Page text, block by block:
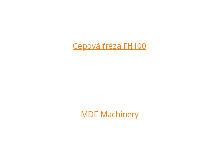
Cepová fréza FH100
MDE Machinery